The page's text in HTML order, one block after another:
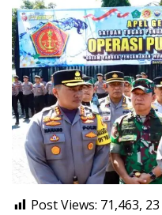
Post Views: 71,463, 23